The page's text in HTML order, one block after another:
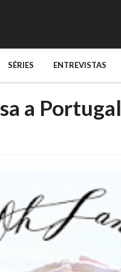
SÉRIES ENTREVISTAS
a Portugal